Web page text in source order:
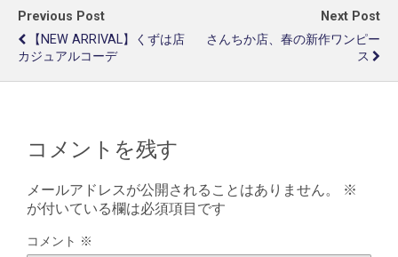
Previous Post
【NEW ARRIVAL】くずは店
カジュアルコーデ
Next Post
さんちか店、春の新作ワンピー
ス
コメントを残す
メールアドレスが公開されることはありません。
※
が付いている欄は必須項目です
コメント ※